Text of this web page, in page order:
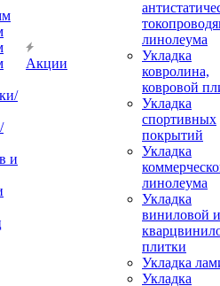
Акции
линолеума
Укладка
ковролина,
ковровой
Укладка
спортивных
покрытий
Укладка
линолеума
Укладка
виниловой и
плитки
Укладка
Укладка